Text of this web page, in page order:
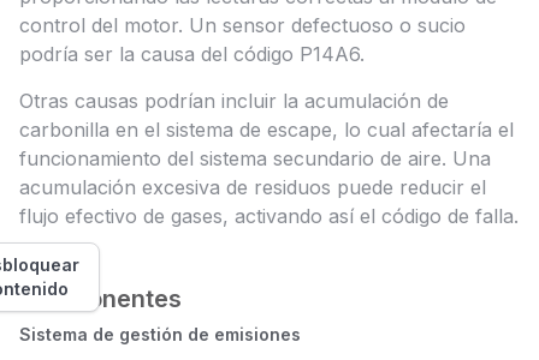
control del motor. Un sensor defectuoso o sucio
podría ser la causa del código P14A6.
Otras causas podrían incluir la acumulación de
carbonilla en el sistema de escape, lo cual afectaría el
funcionamiento del sistema secundario de aire. Una
acumulación excesiva de residuos puede reducir el
flujo efectivo de gases, activando así el código de falla.
Componentes
Sistema de gestión de emisiones